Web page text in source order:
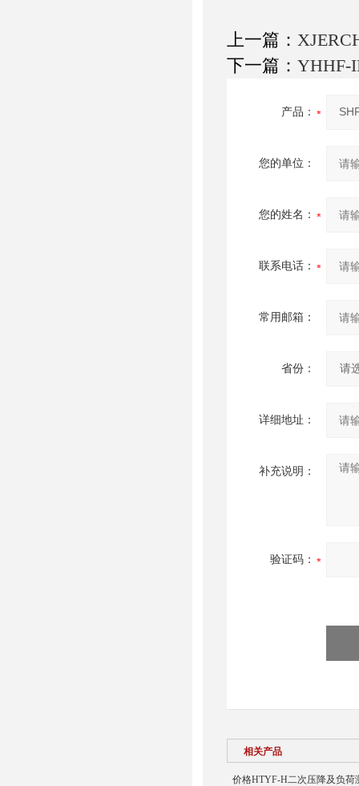
上一篇：
下一篇： YHHF-
产品：
您的单位：
您的姓名：
联系电话：
常用邮箱：
省份：
详细地址：
补充说明：
验证码：
相关产品
价格HTYF-H二次压降及负荷